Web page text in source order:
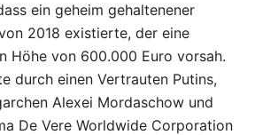
ein geheim gehaltenener
2018 existierte, der eine
Höhe von 600.000 Euro vorsah.
durch einen Vertrauten Putins,
Alexei Mordaschow und
De Vere Worldwide Corporation